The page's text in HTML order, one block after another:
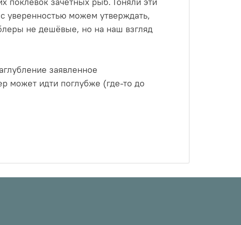
уверенностью можем утверждать,
не дешёвые, но на наш взгляд
заявленное
может идти поглубже (где-то до